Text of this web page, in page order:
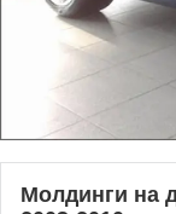
Молдинги на